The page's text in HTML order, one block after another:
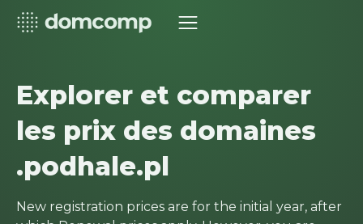
Explorer et comparer
les prix des domaines
.podhale.pl
New registration prices are for the initial year, after